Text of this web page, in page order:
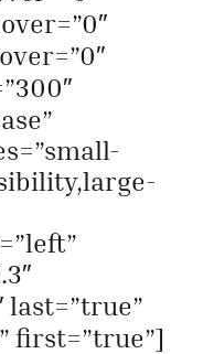
last=”true”
first=”true”]